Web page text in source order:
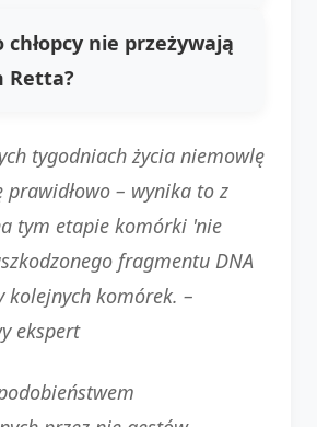
chłopcy nie przeżywają
Retta?
tygodniach życia niemowlę
prawidłowo – wynika to z
tym etapie komórki 'nie
fragmentu DNA
kolejnych komórek. –
ekspert